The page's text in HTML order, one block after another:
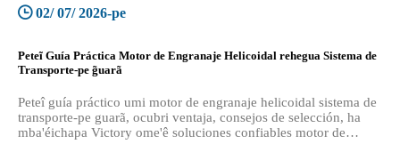
02/ 07/ 2026-pe
Peteĩ Guía Práctica Motor de Engranaje Helicoidal rehegua Sistema de
Transporte-pe g̃uarã
Peteî guía práctico umi motor de engranaje helicoidal sistema de
transporte-pe guarã, ocubri ventaja, consejos de selección, ha
mba'éichapa Victory ome'ê soluciones confiables motor de